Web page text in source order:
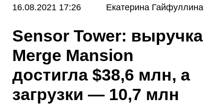
16.08.2021 17:26 Екатерина Гайфуллина
Sensor Tower: выручка
Merge Mansion
достигла $38,6 млн, а
загрузки — 10,7 млн